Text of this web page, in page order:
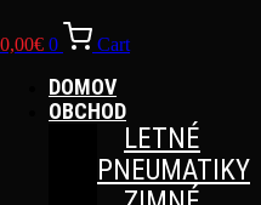
0,00€ 0 Cart
DOMOV
OBCHOD
LETNÉ
PNEUMATIKY